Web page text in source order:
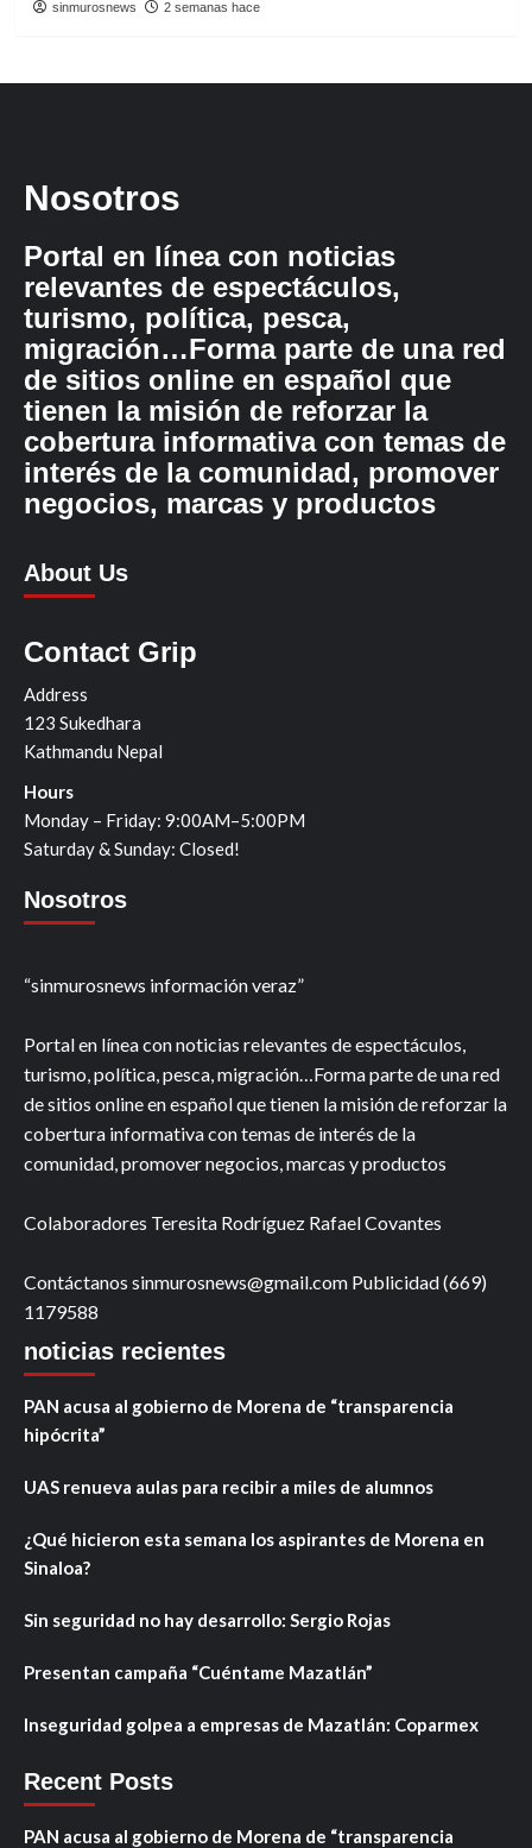
sinmurosnews 2 semanas hace
Nosotros
Portal en línea con noticias
relevantes de espectáculos,
turismo, política, pesca,
migración…Forma parte de una red
de sitios online en español que
tienen la misión de reforzar la
cobertura informativa con temas de
interés de la comunidad, promover
negocios, marcas y productos
About Us
Contact Grip
Address
123 Sukedhara
Kathmandu Nepal
Hours
Monday – Friday: 9:00AM–5:00PM
Saturday & Sunday: Closed!
Nosotros
“sinmurosnews información veraz”
Portal en línea con noticias relevantes de espectáculos,
turismo, política, pesca, migración…Forma parte de una red
de sitios online en español que tienen la misión de reforzar la
cobertura informativa con temas de interés de la
comunidad, promover negocios, marcas y productos
Colaboradores Teresita Rodríguez Rafael Covantes
Contáctanos sinmurosnews@gmail.com Publicidad (669)
1179588
noticias recientes
PAN acusa al gobierno de Morena de “transparencia
hipócrita”
UAS renueva aulas para recibir a miles de alumnos
¿Qué hicieron esta semana los aspirantes de Morena en
Sinaloa?
Sin seguridad no hay desarrollo: Sergio Rojas
Presentan campaña “Cuéntame Mazatlán”
Inseguridad golpea a empresas de Mazatlán: Coparmex
Recent Posts
PAN acusa al gobierno de Morena de “transparencia